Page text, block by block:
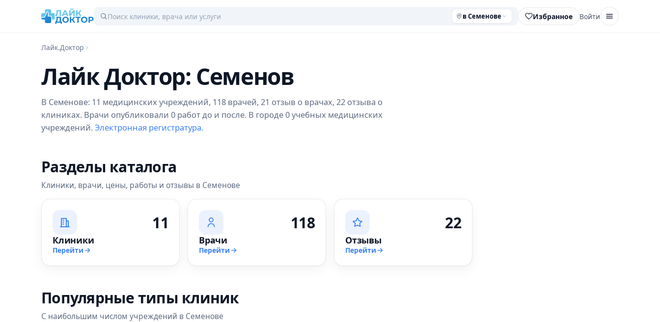
в Семенове Избранное Войти
Лайк.Доктор
Лайк Доктор: Семенов
В Семенове: 11 медицинских учреждений, 118 врачей, 21 отзыв о врачах, 22 отзыва о
клиниках. Врачи опубликовали 0 работ до и после. В городе 0 учебных медицинских
учреждений. Электронная регистратура.
Разделы каталога
Клиники, врачи, цены, работы и отзывы в Семенове
11
Клиники
Перейти
118
Врачи
Перейти
22
Отзывы
Перейти
Популярные типы клиник
С наибольшим числом учреждений в Семенове